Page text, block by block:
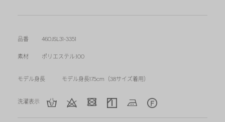
品番 460JSL31-3351
素材 ポリエステル:100
モデル身長 モデル身長175cm（38サイズ着用）
洗濯表示